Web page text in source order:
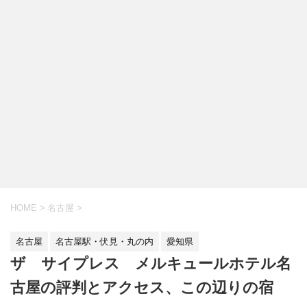
HOME > 名古屋 >
名古屋 名古屋駅・伏見・丸の内 愛知県
ザ サイプレス メルキュールホテル名
古屋の評判とアクセス、この辺りの宿